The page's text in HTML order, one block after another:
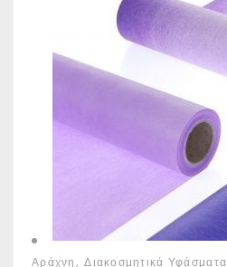
Αράχνη Διακοσμητικά Υφάσματα